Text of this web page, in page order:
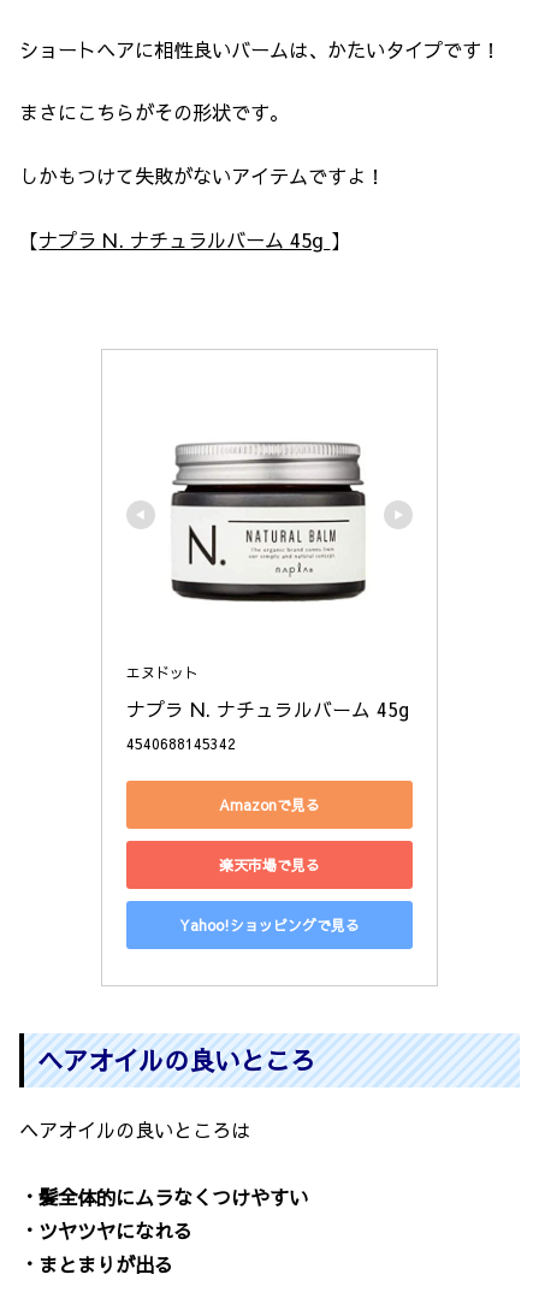
ショートヘアに相性良いバームは、かたいタイプです！
まさにこちらがその形状です。
しかもつけて失敗がないアイテムですよ！
【ナプラ N. ナチュラルバーム 45g 】
エヌドット
ナプラ N. ナチュラルバーム 45g
4540688145342
Amazonで見る
楽天市場で見る
Yahoo!ショッピングで見る
ヘアオイルの良いところ
ヘアオイルの良いところは
・髪全体的にムラなくつけやすい
・ツヤツヤになれる
・まとまりが出る